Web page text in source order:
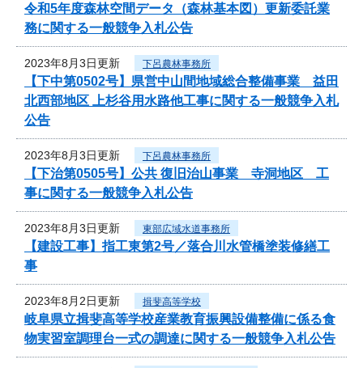
令和5年度森林空間データ（森林基本図）更新委託業
務に関する一般競争入札公告
2023年8月3日更新 下呂農林事務所
【下中第0502号】県営中山間地域総合整備事業 益田
北西部地区 上杉谷用水路他工事に関する一般競争入札
公告
2023年8月3日更新 下呂農林事務所
【下治第0505号】公共 復旧治山事業 寺洞地区 工
事に関する一般競争入札公告
2023年8月3日更新 東部広域水道事務所
【建設工事】指工東第2号／落合川水管橋塗装修繕工
事
2023年8月2日更新 揖斐高等学校
岐阜県立揖斐高等学校産業教育振興設備整備に係る食
物実習室調理台一式の調達に関する一般競争入札公告